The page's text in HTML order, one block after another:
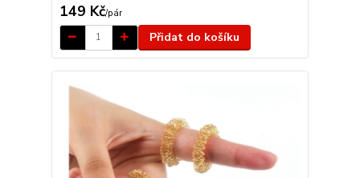
149 Kč/pár
Přidat do košíku